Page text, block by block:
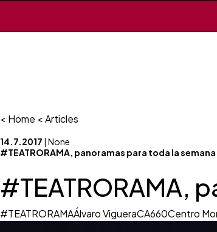
< Home < Articles
14.7.2017 | None
#TEATRORAMA, panoramas para toda la semana
#TEATRORAMA,
#TEATRORAMAÁlvaro VigueraCA660Centro